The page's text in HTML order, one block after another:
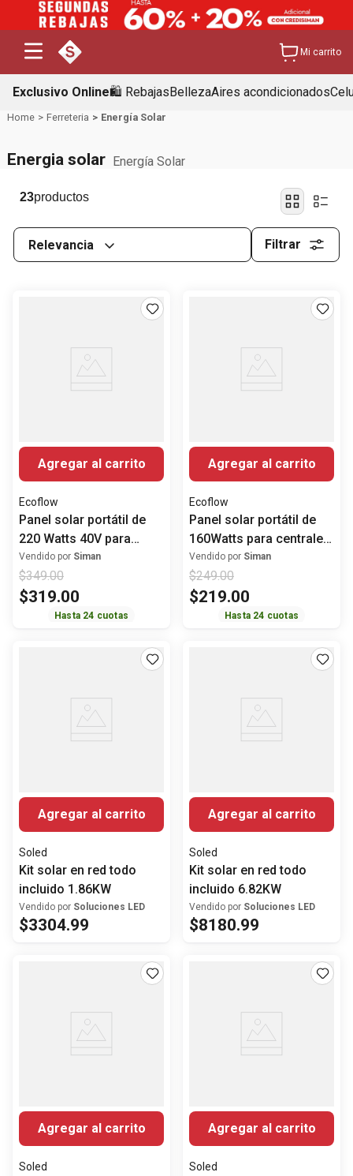
Mi carrito
Exclusivo Online🛍️ RebajasBellezaAires acondicionados
Ferreteria Energía Solar
Energia solar Energía Solar
23
Relevancia Filtrar
Agregar al carrito
Ecoflow
Panel solar portátil de
220 Watts 40V para
centrales ECOFLOW
Vendido por Siman
$349.00
$319.00
Hasta 24 cuotas
Agregar al carrito
Ecoflow
Panel solar portátil de
160Watts para centrales
ECOFLOW
Vendido por Siman
$249.00
$219.00
Hasta 24 cuotas
Agregar al carrito
Soled
Kit solar en red todo
incluido 1.86KW
Vendido por Soluciones LED
$3304.99
Agregar al carrito
Soled
Kit solar en red todo
incluido 6.82KW
Vendido por Soluciones LED
$8180.99
Agregar al carrito
Soled
Agregar al carrito
Soled